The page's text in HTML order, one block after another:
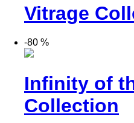
Vitrage
-80 %
Infinity of
Collection